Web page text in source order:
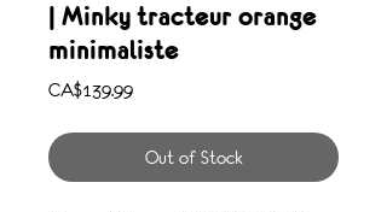
| Minky tracteur orange
minimaliste
CA$139.99Price
Out of Stock